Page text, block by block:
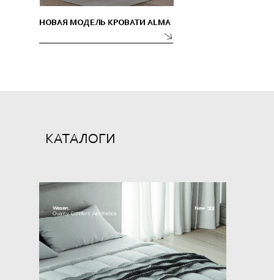
НОВАЯ МОДЕЛЬ КРОВАТИ ALMA
КАТАЛОГИ